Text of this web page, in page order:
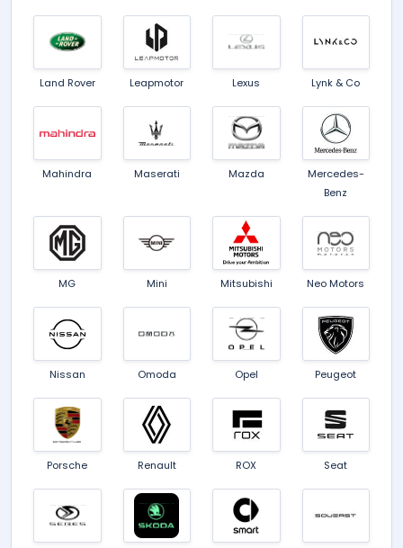
Land Rover Leapmotor Lexus Lynk & Co
Mahindra Maserati Mazda
Mercedes-
Benz
MG Mini Mitsubishi Neo Motors
Nissan Omoda Opel Peugeot
Porsche Renault ROX Seat